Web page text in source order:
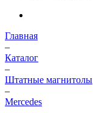
Главная
–
Каталог
–
Штатные магнитолы
–
Mercedes